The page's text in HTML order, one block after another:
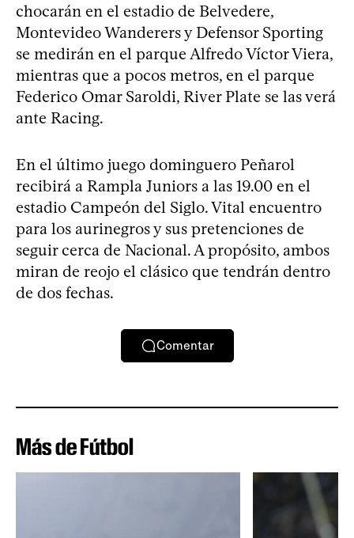
chocarán en el estadio de Belvedere,
Montevideo Wanderers y Defensor Sporting
se medirán en el parque Alfredo Víctor Viera,
mientras que a pocos metros, en el parque
Federico Omar Saroldi, River Plate se las verá
ante Racing.
En el último juego dominguero Peñarol
recibirá a Rampla Juniors a las 19.00 en el
estadio Campeón del Siglo. Vital encuentro
para los aurinegros y sus pretenciones de
seguir cerca de Nacional. A propósito, ambos
miran de reojo el clásico que tendrán dentro
de dos fechas.
Comentar
Más de Fútbol